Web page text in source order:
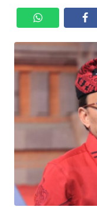
SERBA-
SERBI
OPINI
INDEKS
BERITA
KONTAK
KAMI
INFO